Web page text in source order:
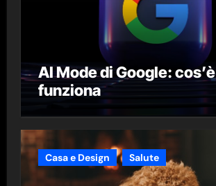
AI Mode di Google:
funziona
Casa e Design Salute